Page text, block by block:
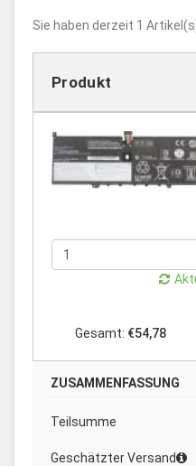
Sie haben derzeit 1
Produkt
Gesamt: €54,78
ZUSAMMENFASSUNG
Teilsumme
Geschätzter Versand